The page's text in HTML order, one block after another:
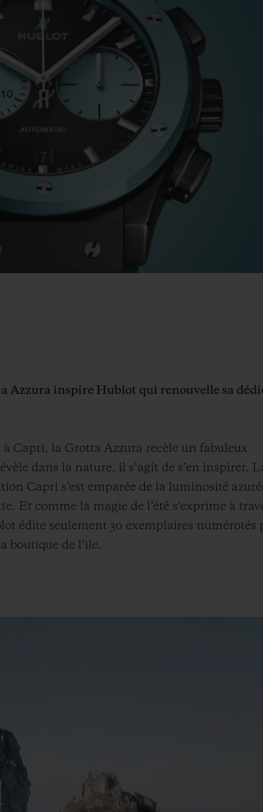
Azzura inspire Hublot qui renouvelle sa
Capri, la Grotta Azzura recèle un fabuleux
dans la nature, il s’agit de s’en inspirer.
Capri s’est emparée de la luminosité
Et comme la magie de l’été s’exprime à
édite seulement 30 exemplaires numérotés
boutique de l’ile.
BIG BANG
CERAMIC
SPIRIT OF BIG BANG
ESSENTIAL TAUPE
EXCLUSIVITÉ EN LIGNE
DÉLAI DE LIVRAISON
LIVRAISON ET RETOURS
GRATUITS
PAIEMENT
TROUVER